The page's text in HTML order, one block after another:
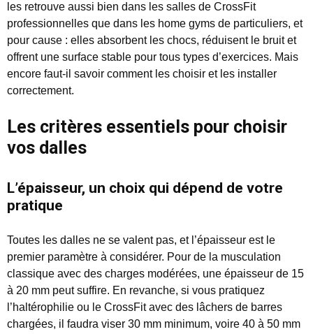
les retrouve aussi bien dans les salles de CrossFit
professionnelles que dans les home gyms de particuliers, et
pour cause : elles absorbent les chocs, réduisent le bruit et
offrent une surface stable pour tous types d’exercices. Mais
encore faut-il savoir comment les choisir et les installer
correctement.
Les critères essentiels pour choisir
vos dalles
L’épaisseur, un choix qui dépend de votre
pratique
Toutes les dalles ne se valent pas, et l’épaisseur est le
premier paramètre à considérer. Pour de la musculation
classique avec des charges modérées, une épaisseur de 15
à 20 mm peut suffire. En revanche, si vous pratiquez
l’haltérophilie ou le CrossFit avec des lâchers de barres
chargées, il faudra viser 30 mm minimum, voire 40 à 50 mm